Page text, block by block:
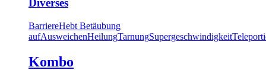
Diverses
BarriereHebt Betäubung
aufAusweichenHeilungTarnungSupergeschwindigkeit
Kombo